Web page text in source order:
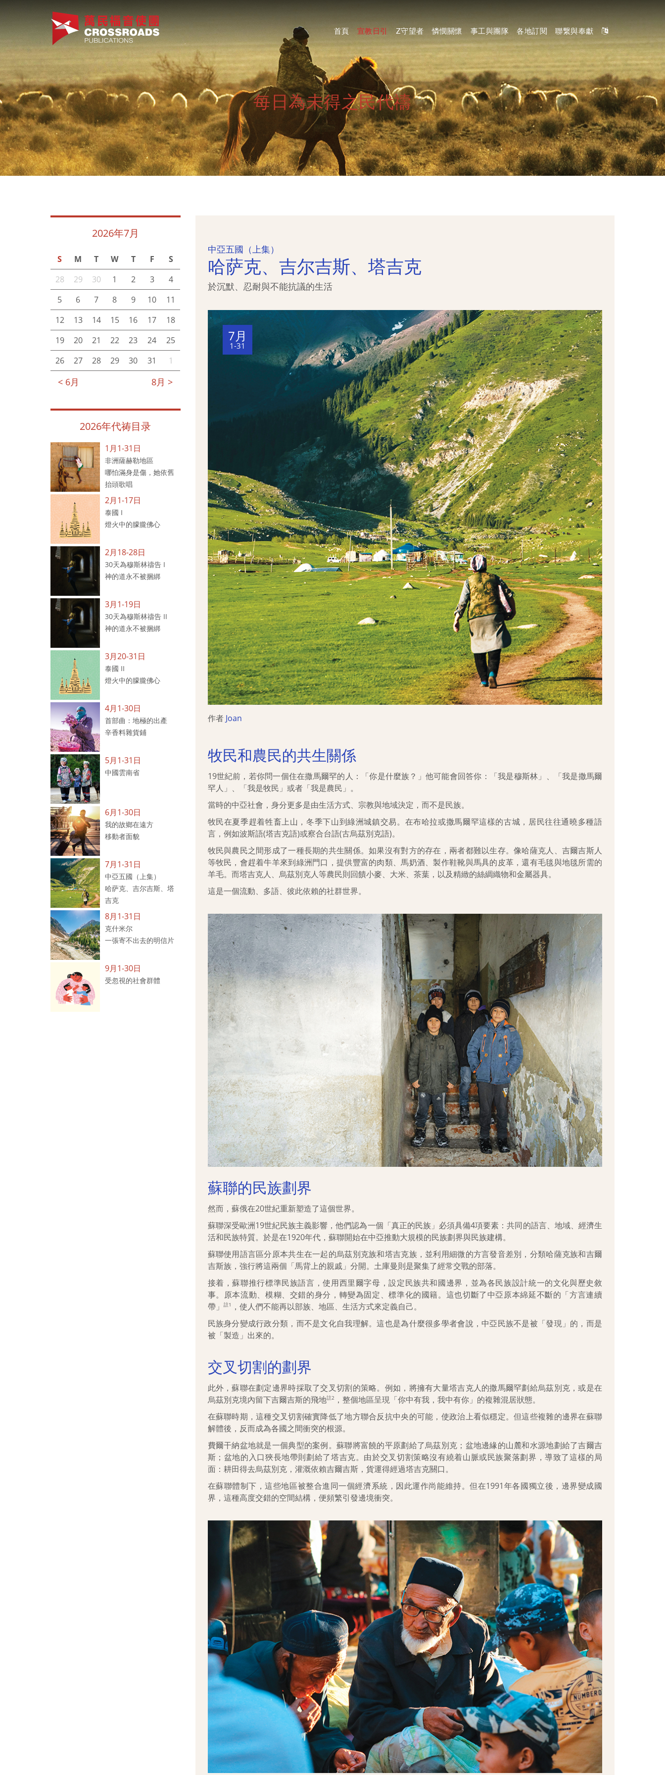
首頁 宣教日引 Z守望者 憐憫關懷 事工與團隊 各地訂閱 聯繋與奉獻
每日為未得之民代禱
2026年7月
S M T W T F S
< 6月 8月 >
28 29 30 1 2 3
4
5
6 7 8 9 10
11
12
13 14 15 16 17
18
19
20 21 22 23 24
25
26
27 28 29 30 31 1
2026年代祷目录
1月1-31日
非洲薩赫勒地區
哪怕滿身是傷，她依舊
抬頭歌唱
2月1-17日
泰國 I
燈火中的朦朧佛心
2月18-28日
30天為穆斯林禱告 I
神的道永不被捆綁
3月1-19日
30天為穆斯林禱告 II
神的道永不被捆綁
3月20-31日
泰國 II
燈火中的朦朧佛心
4月1-30日
首部曲：地極的出產
辛香料雜貨鋪
5月1-31日
中國雲南省
6月1-30日
我的故鄉在遠方
移動者面貌
7月1-31日
中亞五國（上集）
哈萨克、吉尔吉斯、塔
吉克
8月1-31日
克什米尔
一張寄不出去的明信片
9月1-30日
受忽視的社會群體
中亞五國（上集）
哈萨克、吉尔吉斯、塔吉克
於沉默、忍耐與不能抗議的生活
7月
1-31
作者 Joan
牧民和農民的共生關係
19世紀前，若你問一個住在撒馬爾罕的人：「你是什麼族？」他可能會回答你：「我是穆斯林」、「我是撒馬爾
罕人」、「我是牧民」或者「我是農民」。
當時的中亞社會，身分更多是由生活方式、宗教與地域決定，而不是民族。
牧民在夏季趕着牲畜上山，冬季下山到綠洲城鎮交易。在布哈拉或撒馬爾罕這樣的古城，居民往往通曉多種語
言，例如波斯語(塔吉克語)或察合台語(古烏茲別克語)。
牧民與農民之間形成了一種長期的共生關係。如果沒有對方的存在，兩者都難以生存。像哈薩克人、吉爾吉斯人
等牧民，會趕着牛羊來到綠洲門口，提供豐富的肉類、馬奶酒、製作鞋靴與馬具的皮革，還有毛毯與地毯所需的
羊毛。而塔吉克人、烏茲別克人等農民則回饋小麥、大米、茶葉，以及精緻的絲綢織物和金屬器具。
這是一個流動、多語、彼此依賴的社群世界。
蘇聯的民族劃界
然而，蘇俄在20世紀重新塑造了這個世界。
蘇聯深受歐洲19世紀民族主義影響，他們認為一個「真正的民族」必須具備4項要素：共同的語言、地域、經濟生
活和民族特質。於是在1920年代，蘇聯開始在中亞推動大規模的民族劃界與民族建構。
蘇聯使用語言區分原本共生在一起的烏茲別克族和塔吉克族，並利用細微的方言發音差別，分類哈薩克族和吉爾
吉斯族，強行將這兩個「馬背上的親戚」分開。土庫曼則是聚集了經常交戰的部落。
接着，蘇聯推行標準民族語言，使用西里爾字母，設定民族共和國邊界，並為各民族設計統一的文化與歷史敘
事。原本流動、模糊、交錯的身分，轉變為固定、標準化的國籍。這也切斷了中亞原本綿延不斷的「方言連續
帶」
註1
，使人們不能再以部族、地區、生活方式來定義自己。
民族身分變成行政分類，而不是文化自我理解。這也是為什麼很多學者會說，中亞民族不是被「發現」的，而是
被「製造」出來的。
交叉切割的劃界
此外，蘇聯在劃定邊界時採取了交叉切割的策略。例如，將擁有大量塔吉克人的撒馬爾罕劃給烏茲別克，或是在
烏茲別克境內留下吉爾吉斯的飛地註2
，整個地區呈現「你中有我，我中有你」的複雜混居狀態。
在蘇聯時期，這種交叉切割確實降低了地方聯合反抗中央的可能，使政治上看似穩定。但這些複雜的邊界在蘇聯
解體後，反而成為各國之間衝突的根源。
費爾干納盆地就是一個典型的案例。蘇聯將富饒的平原劃給了烏茲別克；盆地邊緣的山麓和水源地劃給了吉爾吉
斯；盆地的入口狹長地帶則劃給了塔吉克。由於交叉切割策略沒有繞着山脈或民族聚落劃界，導致了這樣的局
面：耕田得去烏茲別克，灌溉依賴吉爾吉斯，貨運得經過塔吉克關口。
在蘇聯體制下，這些地區被整合進同一個經濟系統，因此運作尚能維持。但在1991年各國獨立後，邊界變成國
界，這種高度交錯的空間結構，便頻繁引發邊境衝突。